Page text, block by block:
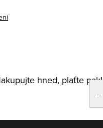
hned, plaťte pak!